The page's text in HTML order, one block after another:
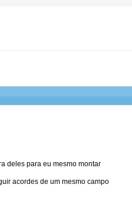
deles para eu mesmo montar
acordes de um mesmo campo